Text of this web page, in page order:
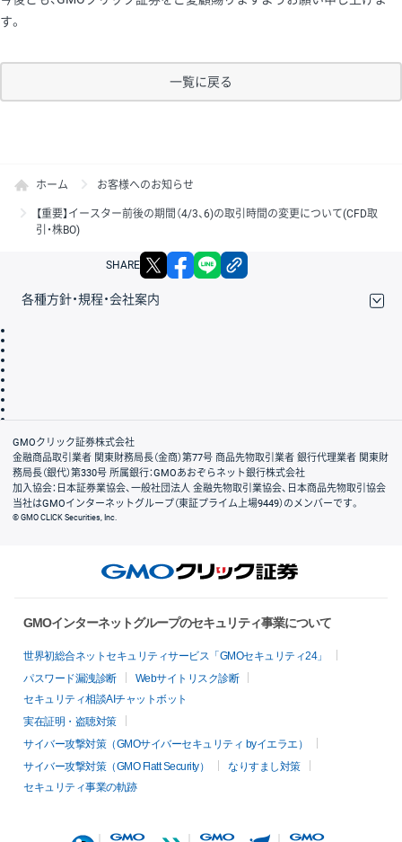
す。
一覧に戻る
ホーム お客様へのお知らせ
【重要】イースター前後の期間（4/3、6)の取引時間の変更について(CFD取
引・株BO)
SHARE X facebook
各種方針・規程・会社案内
会社案内
GMOクリック証券株式会社
金融商品取引業者 関東財務局長（金商）第77号 商品先物取引業者 銀行代理業者 関東財
務局長（銀代）第330号 所属銀行：GMOあおぞらネット銀行株式会社
加入協会：日本証券業協会、一般社団法人 金融先物取引業協会、日本商品先物取引協会
当社はGMOインターネットグループ（東証プライム上場9449）のメンバーです。
© GMO CLICK Securities, Inc.
GMOインターネットグループのセキュリティ事業について
世界初総合ネットセキュリティサービス「GMOセキュリティ24」
パスワード漏洩診断
Webサイトリスク診断
セキュリティ相談AIチャットボット
実在証明・盗聴対策
サイバー攻撃対策（GMOサイバーセキュリティ byイエラエ）
サイバー攻撃対策（GMO Flatt Security）
なりすまし対策
セキュリティ事業の軌跡